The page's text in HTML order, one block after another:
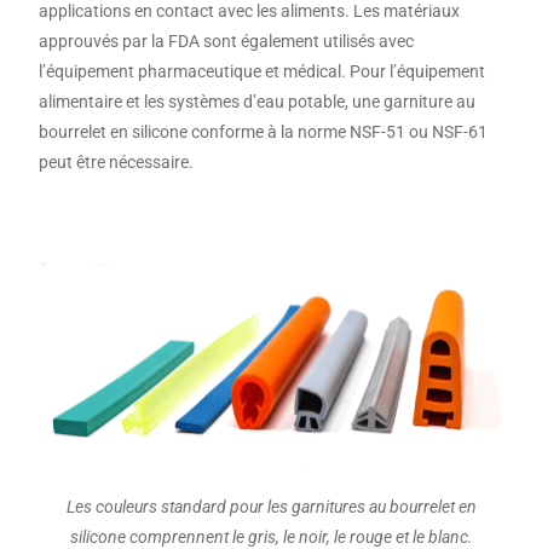
applications en contact avec les aliments. Les matériaux
approuvés par la FDA sont également utilisés avec
l’équipement pharmaceutique et médical. Pour l’équipement
alimentaire et les systèmes d’eau potable, une garniture au
bourrelet en silicone conforme à la norme NSF-51 ou NSF-61
peut être nécessaire.
Les couleurs standard pour les garnitures au bourrelet en
silicone comprennent le gris, le noir, le rouge et le blanc.